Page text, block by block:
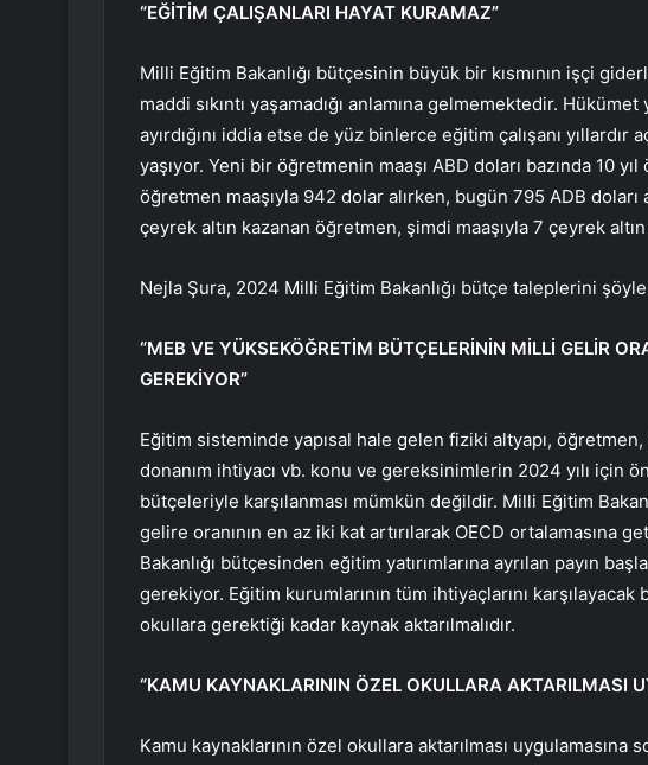
“EĞİTİM ÇALIŞANLARI HAYAT KURAMAZ”
Milli Eğitim Bakanlığı bütçesinin büyük bir kısmının işçi
maddi sıkıntı yaşamadığı anlamına gelmemektedir.
ayırdığını iddia etse de yüz binlerce eğitim çalışanı
yaşıyor. Yeni bir öğretmenin maaşı ABD doları bazında 10
öğretmen maaşıyla 942 dolar alırken, bugün 795 ADB doları
çeyrek altın kazanan öğretmen, şimdi maaşıyla 7 çeyrek
Nejla Şura, 2024 Milli Eğitim Bakanlığı bütçe taleplerini şöyle
“MEB VE YÜKSEKÖĞRETİM BÜTÇELERİNİN MİLLİ GELİR
GEREKİYOR”
Eğitim sisteminde yapısal hale gelen fiziki altyapı,
donanım ihtiyacı vb. konu ve gereksinimlerin 2024 yılı için
bütçeleriyle karşılanması mümkün değildir. Milli Eğitim
gelire oranının en az iki kat artırılarak OECD ortalamasına
Bakanlığı bütçesinden eğitim yatırımlarına ayrılan payın
gerekiyor. Eğitim kurumlarının tüm ihtiyaçlarını
okullara gerektiği kadar kaynak aktarılmalıdır.
“KAMU KAYNAKLARININ ÖZEL OKULLARA AKTARILMASI
Kamu kaynaklarının özel okullara aktarılması